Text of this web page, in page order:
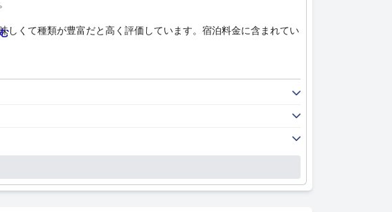
くて種類が豊富だと高く評価しています。宿泊料金に含まれてい
ムは大人2人には少し狭く感じるという意見もありました。客室
ます。シンプルで整理されたデザインと静かな環境が、リラック
ています。スタッフは、丁寧で親切、気配りができると評価され
丁寧な朝食サービスまで、スタッフの顧客満足への献身は明らか
滞在中にインターネットにシームレスにアクセスすることができ